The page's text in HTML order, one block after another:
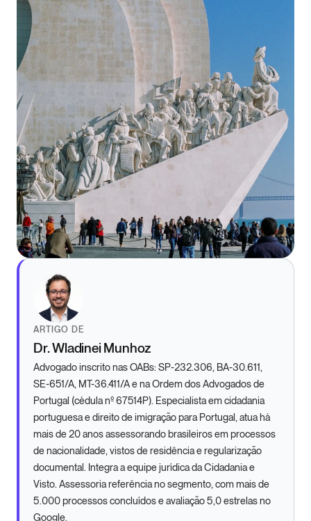
ARTIGO DE
Dr. Wladinei Munhoz
Advogado inscrito nas OABs: SP-232.306, BA-30.611,
SE-651/A, MT-36.411/A e na Ordem dos Advogados de
Portugal (cédula nº 67514P). Especialista em cidadania
portuguesa e direito de imigração para Portugal, atua há
mais de 20 anos assessorando brasileiros em processos
de nacionalidade, vistos de residência e regularização
documental. Integra a equipe jurídica da Cidadania e
Visto. Assessoria referência no segmento, com mais de
5.000 processos concluídos e avaliação 5,0 estrelas no
Google.